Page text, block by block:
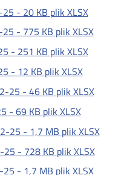
25 - 20 KB plik XLSX
25 - 775 KB plik XLSX
- 251 KB plik XLSX
- 12 KB plik XLSX
25 - 46 KB plik XLSX
- 69 KB plik XLSX
25 - 1,7 MB plik XLSX
25 - 728 KB plik XLSX
25 - 1,7 MB plik XLSX